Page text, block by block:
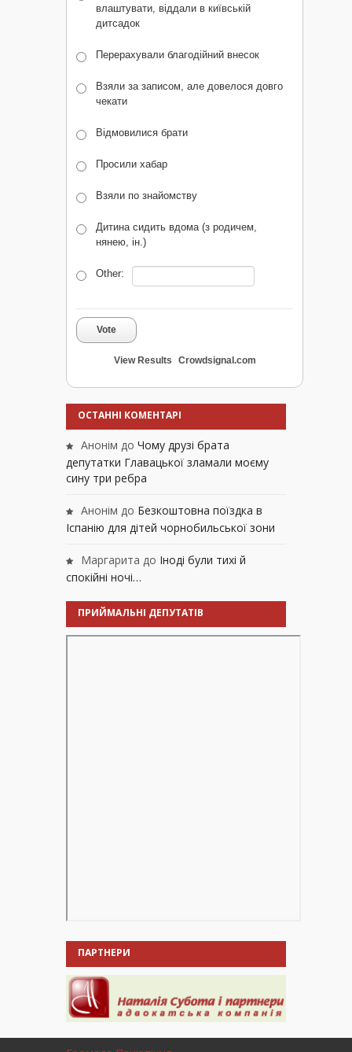
влаштувати, віддали в київській
дитсадок
Перерахували благодійний внесок
Взяли за записом, але довелося довго
чекати
Відмовилися брати
Просили хабар
Взяли по знайомству
Дитина сидить вдома (з родичем,
нянею, ін.)
Other:
Vote
View Results Crowdsignal.com
ОСТАННІ КОМЕНТАРІ
Анонім до Чому друзі брата
депутатки Главацької зламали моєму
сину три ребра
Анонім до Безкоштовна поїздка в
Іспанію для дітей чорнобильської зони
Маргарита до Іноді були тихі й
спокійні ночі…
ПРИЙМАЛЬНІ ДЕПУТАТІВ
ПАРТНЕРИ